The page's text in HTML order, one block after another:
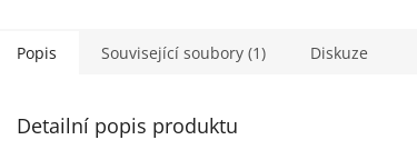
Popis Související soubory (1) Diskuze
Detailní popis produktu